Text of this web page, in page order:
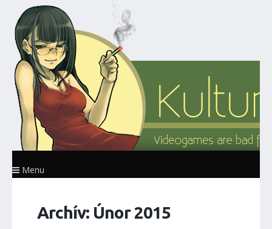
Menu
Archív: Únor 2015